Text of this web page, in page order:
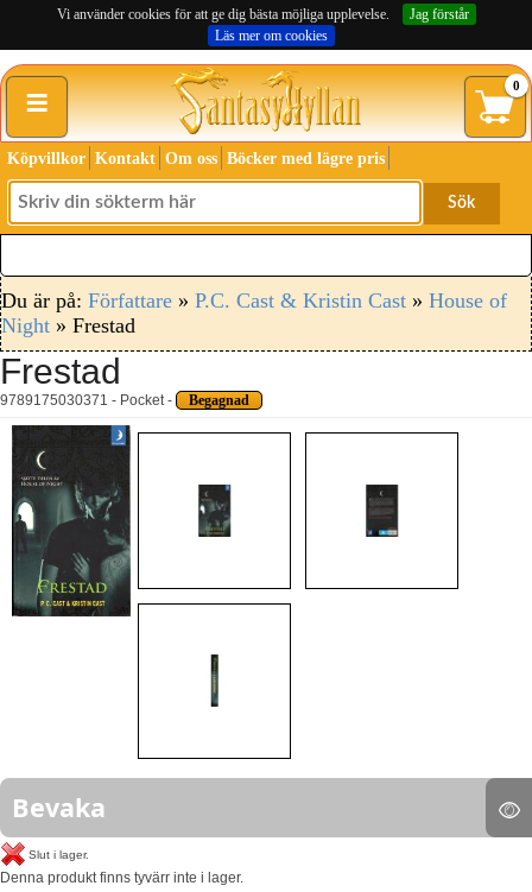
Vi använder cookies för att ge dig bästa möjliga upplevelse.
Jag förstår
Läs mer om cookies
≡ 0
Köpvillkor Kontakt Om oss Böcker med lägre pris
Sök
Du är på: Författare » P.C. Cast & Kristin Cast » House of
Night » Frestad
Frestad
9789175030371 - Pocket - Begagnad
Bevaka
Slut i lager.
Denna produkt finns tyvärr inte i lager.